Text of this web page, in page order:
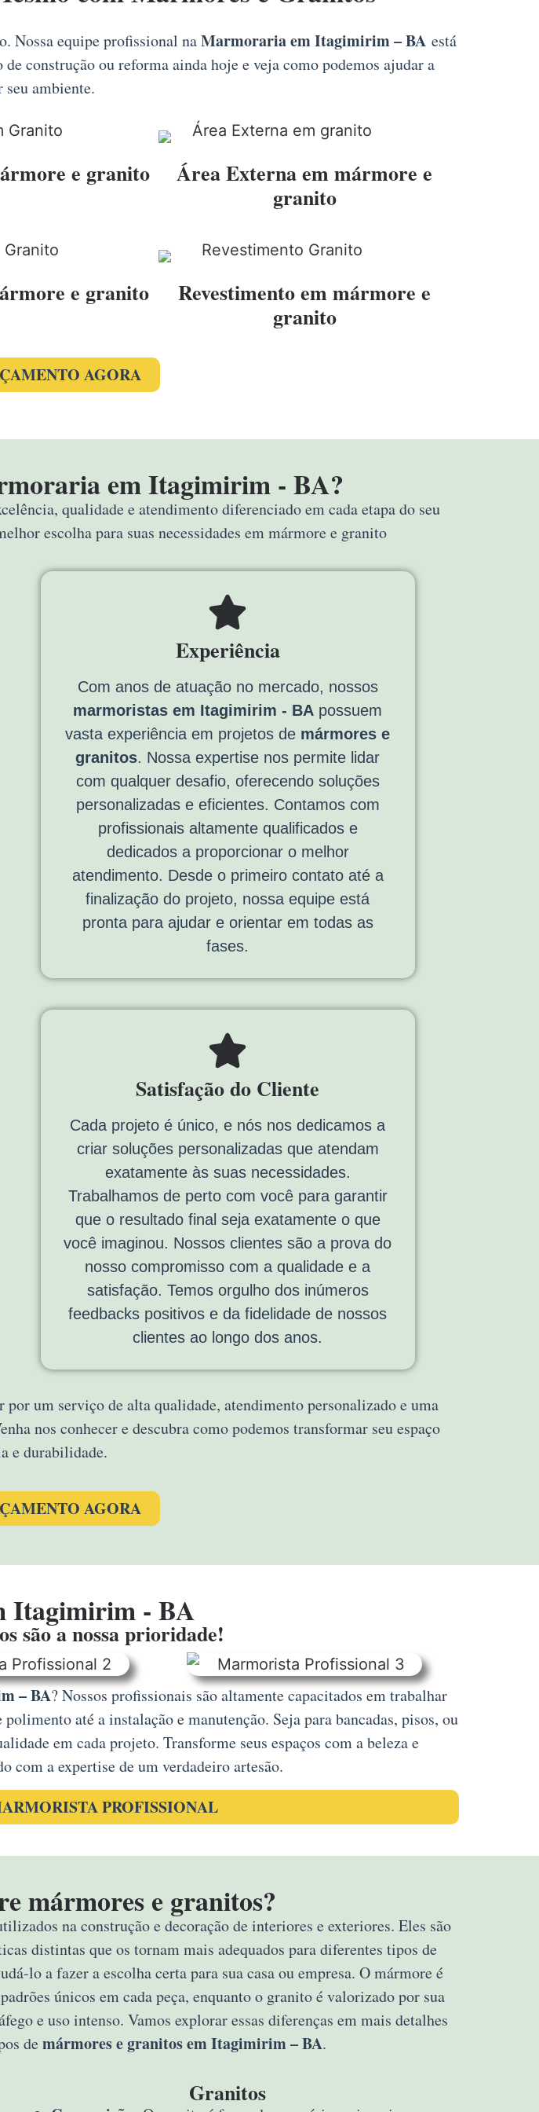
Nossa equipe profissional naMarmoraria em Itagimirim – BAestá
construção ou reforma ainda hoje e veja como podemos ajudar a
ambiente.
e granito
Área Externa em mármore e
granito
e granito
Revestimento em mármore e
granito
AGORA
em Itagimirim - BA?
qualidade e atendimento diferenciado em cada etapa do seu
escolha para suas necessidades em mármore e granito
Experiência
Com anos de atuação no mercado, nossos
marmoristas em Itagimirim - BA possuem
vasta experiência em projetos de mármores e
granitos. Nossa expertise nos permite lidar
com qualquer desafio, oferecendo soluções
personalizadas e eficientes. Contamos com
profissionais altamente qualificados e
dedicados a proporcionar o melhor
atendimento. Desde o primeiro contato até a
finalização do projeto, nossa equipe está
pronta para ajudar e orientar em todas as
fases.
Satisfação do Cliente
Cada projeto é único, e nós nos dedicamos a
criar soluções personalizadas que atendam
exatamente às suas necessidades.
Trabalhamos de perto com você para garantir
que o resultado final seja exatamente o que
você imaginou. Nossos clientes são a prova do
nosso compromisso com a qualidade e a
satisfação. Temos orgulho dos inúmeros
feedbacks positivos e da fidelidade de nossos
clientes ao longo dos anos.
um serviço de alta qualidade, atendimento personalizado e uma
nos conhecer e descubra como podemos transformar seu espaço
e durabilidade.
AGORA
Itagimirim - BA
são a nossa prioridade!
– BA? Nossos profissionais são altamente capacitados em trabalhar
até a instalação e manutenção. Seja para bancadas, pisos, ou
em cada projeto. Transforme seus espaços com a beleza e
com a expertise de um verdadeiro artesão.
PROFISSIONAL
mármores e granitos?
na construção e decoração de interiores e exteriores. Eles são
distintas que os tornam mais adequados para diferentes tipos de
lo a fazer a escolha certa para sua casa ou empresa. O mármore é
únicos em cada peça, enquanto o granito é valorizado por sua
e uso intenso. Vamos explorar essas diferenças em mais detalhes
de mármores e granitos em Itagimirim – BA.
Granitos